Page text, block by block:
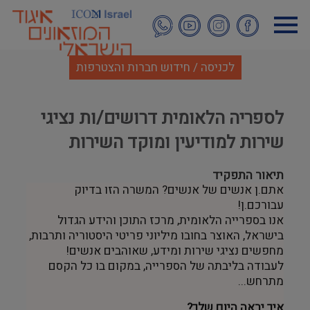
לתוכן
העיקרי
לכניסה / חידוש חברות והצטרפות
לספריה הלאומית דרושים/ות נציגי
שירות למודיעין ומוקד השירות
תיאור התפקיד
אתם.ן אנשים של אנשים? המשרה הזו בדיוק
עבורכם.ן!
אנו בספרייה הלאומית, מרכז התוכן והידע הגדול
בישראל, האוצר בחובו מיליוני פריטי היסטוריה ותרבות,
מחפשים נציגי שירות ומידע, שאוהבים אנשים!
לעבודה בליבתה של הספרייה, במקום בו כל הקסם
מתרחש...